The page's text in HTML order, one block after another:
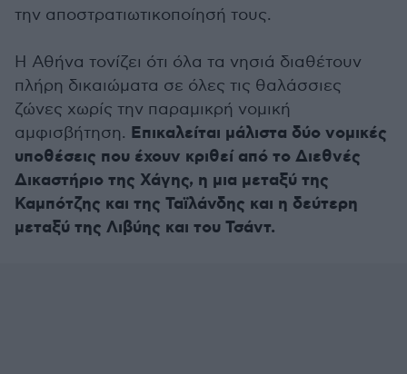
την αποστρατιωτικοποίησή τους.
Η Αθήνα τονίζει ότι όλα τα νησιά διαθέτουν
πλήρη δικαιώματα σε όλες τις θαλάσσιες
ζώνες χωρίς την παραμικρή νομική
αμφισβήτηση. Επικαλείται μάλιστα δύο νομικές
υποθέσεις που έχουν κριθεί από το Διεθνές
Δικαστήριο της Χάγης, η μια μεταξύ της
Καμπότζης και της Ταϊλάνδης και η δεύτερη
μεταξύ της Λιβύης και του Τσάντ.